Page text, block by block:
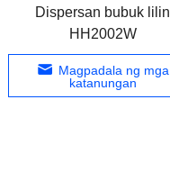
Dispersan bubuk lilin
HH2002W
Magpadala ng mga
katanungan